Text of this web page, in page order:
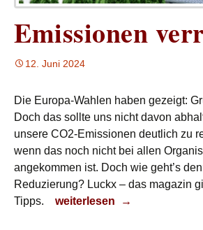
Emissionen
12. Juni 2024
Die Europa-Wahlen haben gezeigt:
Doch das sollte uns nicht davon
unsere CO2-Emissionen deutlich zu
wenn das noch nicht bei allen
angekommen ist. Doch wie geht’s
Reduzierung? Luckx – das magazin
Tipps.
Emissionen verringern
weiterlesen →